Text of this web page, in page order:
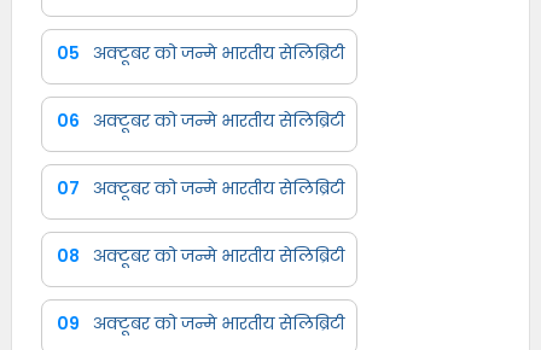
05 अक्टूबर को जन्मे भारतीय सेलिब्रिटी
06 अक्टूबर को जन्मे भारतीय सेलिब्रिटी
07 अक्टूबर को जन्मे भारतीय सेलिब्रिटी
08 अक्टूबर को जन्मे भारतीय सेलिब्रिटी
09 अक्टूबर को जन्मे भारतीय सेलिब्रिटी